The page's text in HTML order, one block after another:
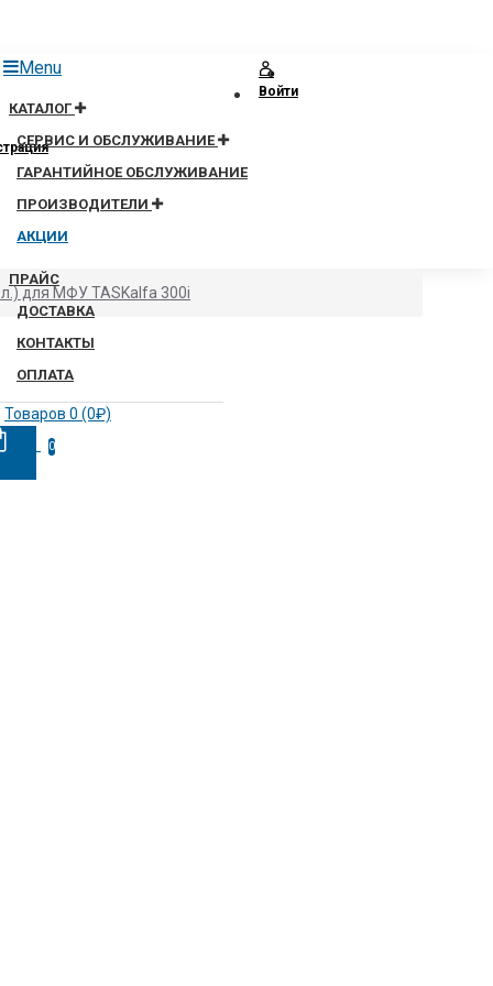
Menu
КАТАЛОГ
СЕРВИС И ОБСЛУЖИВАНИЕ
ГАРАНТИЙНОЕ ОБСЛУЖИВАНИЕ
ПРОИЗВОДИТЕЛИ
АКЦИИ
ПРАЙС
ДОСТАВКА
КОНТАКТЫ
ОПЛАТА
Товаров 0 (0₽)
0
Войти
для МФУ TASKalfa 300i